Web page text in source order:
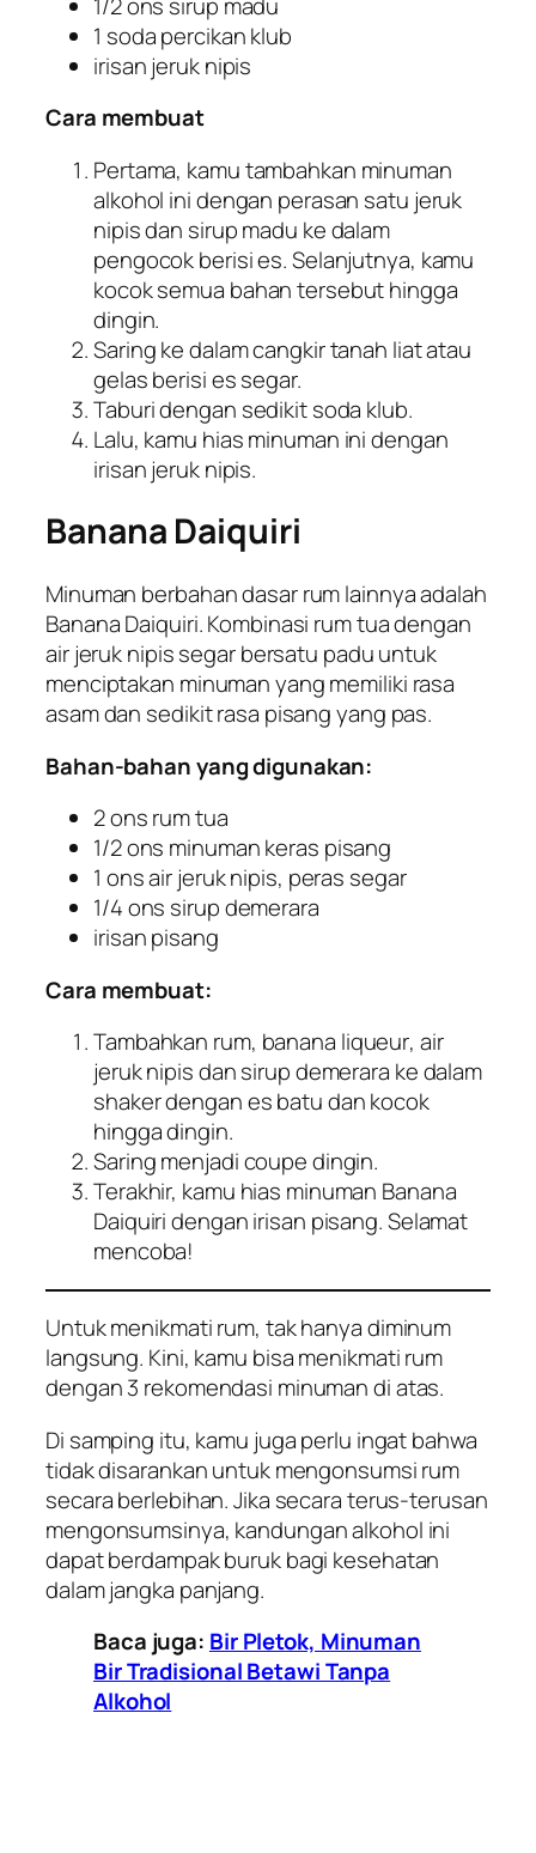
1 soda percikan klub
irisan jeruk nipis
Cara membuat
Pertama, kamu tambahkan minuman
alkohol ini dengan perasan satu jeruk
nipis dan sirup madu ke dalam
pengocok berisi es. Selanjutnya, kamu
kocok semua bahan tersebut hingga
dingin.
Saring ke dalam cangkir tanah liat atau
gelas berisi es segar.
Taburi dengan sedikit soda klub.
Lalu, kamu hias minuman ini dengan
irisan jeruk nipis.
Banana Daiquiri
Minuman berbahan dasar rum lainnya adalah
Banana Daiquiri. Kombinasi rum tua dengan
air jeruk nipis segar bersatu padu untuk
menciptakan minuman yang memiliki rasa
asam dan sedikit rasa pisang yang pas.
Bahan-bahan yang digunakan:
2 ons rum tua
1/2 ons minuman keras pisang
1 ons air jeruk nipis, peras segar
1/4 ons sirup demerara
irisan pisang
Cara membuat:
Tambahkan rum, banana liqueur, air
jeruk nipis dan sirup demerara ke dalam
shakerdengan es batu dan kocok
hingga dingin.
Saring menjadi coupe dingin.
Terakhir, kamu hias minuman Banana
Daiquiri dengan irisan pisang. Selamat
mencoba!
Untuk menikmati rum, tak hanya diminum
langsung. Kini, kamu bisa menikmati rum
dengan 3 rekomendasi minuman di atas.
Di samping itu, kamu juga perlu ingat bahwa
tidak disarankan untuk mengonsumsi rum
secara berlebihan. Jika secara terus-terusan
mengonsumsinya, kandungan alkohol ini
dapat berdampak buruk bagi kesehatan
dalam jangka panjang.
Baca juga: Bir Pletok, Minuman
Bir Tradisional Betawi Tanpa
Alkohol